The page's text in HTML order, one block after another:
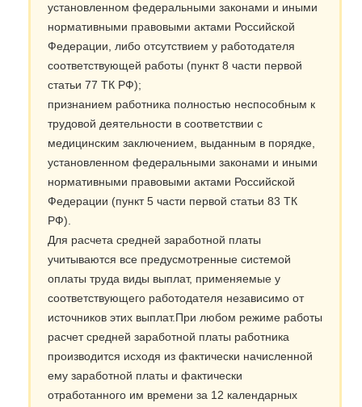
установленном федеральными законами и иными
нормативными правовыми актами Российской
Федерации, либо отсутствием у работодателя
соответствующей работы (пункт 8 части первой
статьи 77 ТК РФ);
признанием работника полностью неспособным к
трудовой деятельности в соответствии с
медицинским заключением, выданным в порядке,
установленном федеральными законами и иными
нормативными правовыми актами Российской
Федерации (пункт 5 части первой статьи 83 ТК
РФ).
Для расчета средней заработной платы
учитываются все предусмотренные системой
оплаты труда виды выплат, применяемые у
соответствующего работодателя независимо от
источников этих выплат.При любом режиме работы
расчет средней заработной платы работника
производится исходя из фактически начисленной
ему заработной платы и фактически
отработанного им времени за 12 календарных